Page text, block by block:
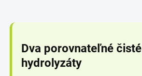
Dva porovnateľné čisté
hydrolyzáty